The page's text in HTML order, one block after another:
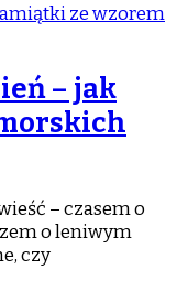
ze wzorem
– jak
– czasem o
o leniwym
czy